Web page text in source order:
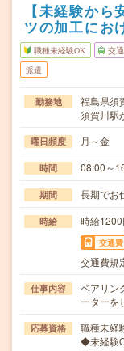
【未経験か
ツの加工にお
職種未経験OK 交
派遣
勤務地
福島県須
須賀川駅
曜日頻度 月～金
時間 08:00～
期間 長期でお
時給 時給1200
交通費
交通費規
仕事内容
ベアリン
ーターを
応募資格
職種未経
◆未経験